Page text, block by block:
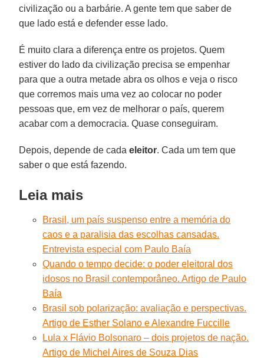
civilização ou a barbárie. A gente tem que saber de
que lado está e defender esse lado.
É muito clara a diferença entre os projetos. Quem
estiver do lado da civilização precisa se empenhar
para que a outra metade abra os olhos e veja o risco
que corremos mais uma vez ao colocar no poder
pessoas que, em vez de melhorar o país, querem
acabar com a democracia. Quase conseguiram.
Depois, depende de cadaeleitor. Cada um tem que
saber o que está fazendo.
Leia mais
Brasil, um país suspenso entre a memória do
caos e a paralisia das escolhas cansadas.
Entrevista especial com Paulo Baía
Quando o tempo decide: o poder eleitoral dos
idosos no Brasil contemporâneo. Artigo de Paulo
Baía
Brasil sob polarização: avaliação e perspectivas.
Artigo de Esther Solano e Alexandre Fuccille
Lula x Flávio Bolsonaro – dois projetos de nação.
Artigo de Michel Aires de Souza Dias